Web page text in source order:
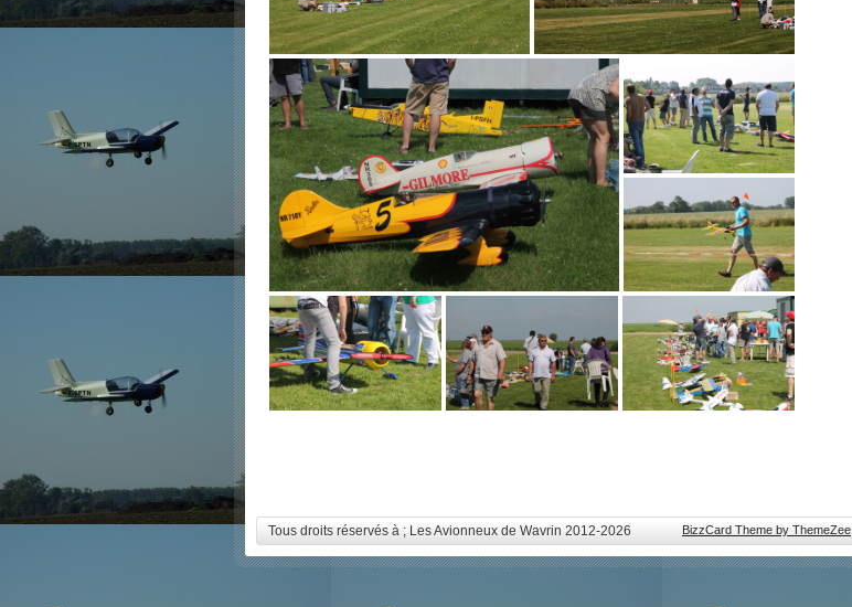
Tous droits réservés à ; Les Avionneux de Wavrin 2012-2026 BizzCard Theme by ThemeZee